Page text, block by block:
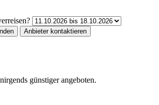
günstiger angeboten.